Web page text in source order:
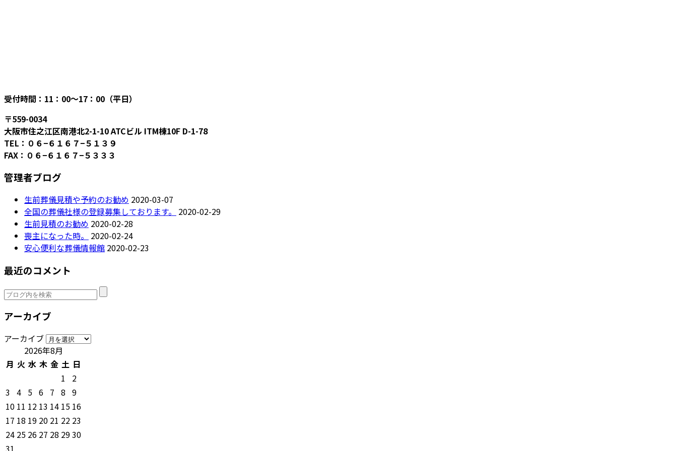
受付時間：11：00〜17：00（平日）
〒559-0034
大阪市住之江区南港北2-1-10 ATCビル ITM棟10F D-1-78
TEL：０６−６１６７−５１３９
FAX：０６−６１６７−５３３３
管理者ブログ
生前葬儀見積や予約のお勧め 2020-03-07
全国の葬儀社様の登録募集しております。
2020-02-29
生前見積のお勧め 2020-02-28
喪主になった時。
2020-02-24
安心便利な葬儀情報館 2020-02-23
最近のコメント
アーカイブ
アーカイブ
2026年8月
月 火 水 木 金 土 日
1
2
3 4 5 6 7 8 9
10 11 12 13 14 15 16
17 18 19 20 21 22 23
24 25 26 27 28 2930
31